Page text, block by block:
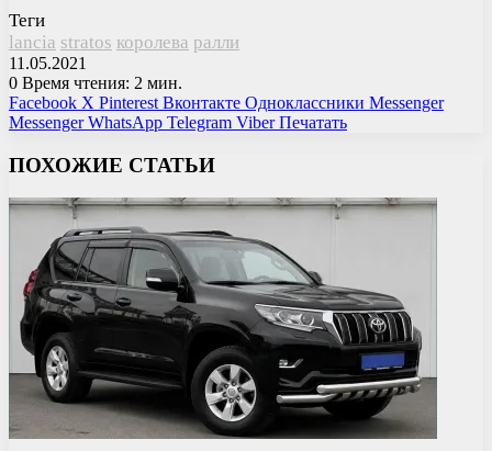
Теги
lancia stratos королева ралли
11.05.2021
0 Время чтения: 2 мин.
Facebook X Pinterest Вконтакте Одноклассники Messenger
Messenger WhatsApp Telegram Viber Печатать
ПОХОЖИЕ СТАТЬИ